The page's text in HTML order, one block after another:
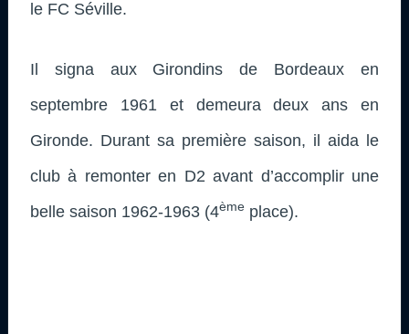
le FC Séville.
Il signa aux Girondins de Bordeaux en
septembre 1961 et demeura deux ans en
Gironde. Durant sa première saison, il aida le
club à remonter en D2 avant d’accomplir une
belle saison 1962-1963 (4ème place).